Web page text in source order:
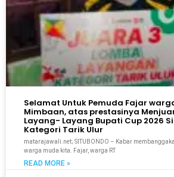
Selamat Untuk Pemuda Fajar warga
Mimbaan, atas prestasinya
Layang- Layang Bupati Cup 2026
Kategori Tarik Ulur
matarajawali.net; SITUBONDO – Kabar
warga muda kita. Fajar, warga RT
READ MORE »